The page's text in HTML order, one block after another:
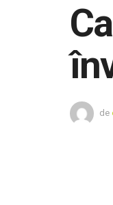
de